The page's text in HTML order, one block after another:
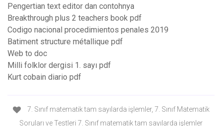
Pengertian text editor dan contohnya
Breakthrough plus 2 teachers book pdf
Codigo nacional procedimientos penales 2019
Batiment structure métallique pdf
Web to doc
Milli folklor dergisi 1. sayı pdf
Kurt cobain diario pdf
7. Sınıf matematik tam sayılarda işlemler, 7. Sınıf Matematik
Soruları ve Testleri 7. Sınıf matematik tam sayılarda işlemler